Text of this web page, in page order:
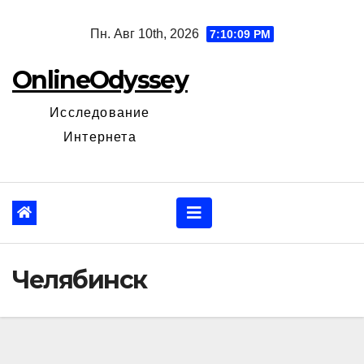
Пн. Авг 10th, 2026 7:10:10 PM
OnlineOdyssey
Исследование
Интернета
Челябинск